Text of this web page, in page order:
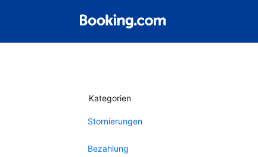
Kategorien
Stornierungen
Bezahlung